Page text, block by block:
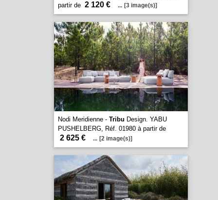
partir de 2 120 € ... [3 image(s)]
Nodi Meridienne - Tribu Design. YABU
PUSHELBERG, Réf. 01980 à partir de
2 625 € ... [2 image(s)]